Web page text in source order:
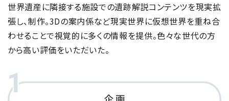
世界遺産に隣接する施設での遺跡解説コンテンツを現実拡
張し、制作。3Dの案内係など現実世界に仮想世界を重ね合
わせることで視覚的に多くの情報を提供。色々な世代の方
から高い評価をいただいた。